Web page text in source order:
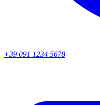
+39 091 1234 5678